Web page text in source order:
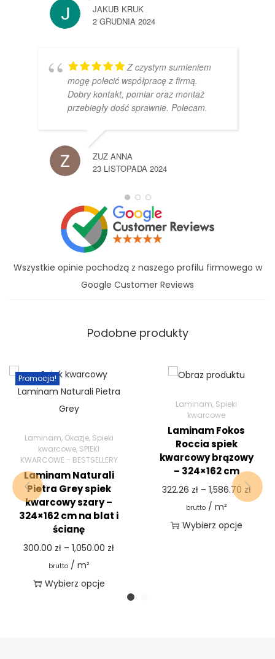
JAKUB KRUK
2 GRUDNIA 2024
Z czystym sumieniem
mogę polecić współpracę z firmą.
Dobry kontakt, pomiar oraz montaż
przebiegły dość sprawnie. Polecam.
ZUZ ANNA
23 LISTOPADA 2024
Wszystkie opinie pochodzą z naszego profilu firmowego w
Google Customer Reviews
Podobne produkty
Promocja!
Laminam, Okazje, Spieki
kwarcowe, SPIEKI
KWARCOWE - BESTSELLERY
Laminam Naturali
Pietra Grey spiek
kwarcowy szary –
324×162 cm na blat i
ścianę
300.00 zł – 1,050.00 zł
brutto/ m²
Wybierz opcje
Laminam, Spieki
kwarcowe
Laminam Fokos
Roccia spiek
kwarcowy brązowy
– 324×162 cm
322.26 zł – 1,586.70 zł
brutto/ m²
Wybierz opcje